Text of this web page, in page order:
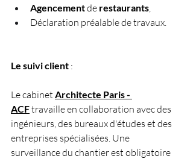
Agencement de restaurants,
Déclaration préalable de travaux.
Le suivi client :
Le cabinet Architecte Paris -
ACF travaille en collaboration avec des
ingénieurs, des bureaux d'études et des
entreprises spécialisées. Une
surveillance du chantier est obligatoire